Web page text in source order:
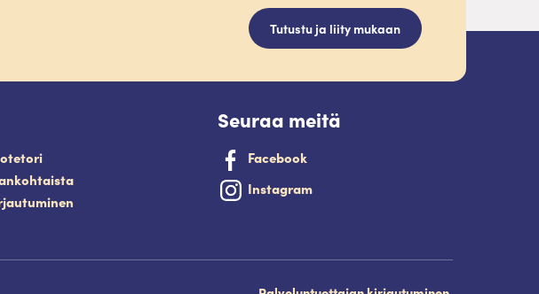
Tutustu ja liity mukaan
Seuraa meitä
Facebook
Instagram